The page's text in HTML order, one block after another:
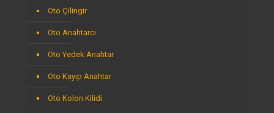
Oto Çilingir
Oto Anahtarcı
Oto Yedek Anahtar
Oto Kayıp Anahtar
Oto Kolon Kilidi